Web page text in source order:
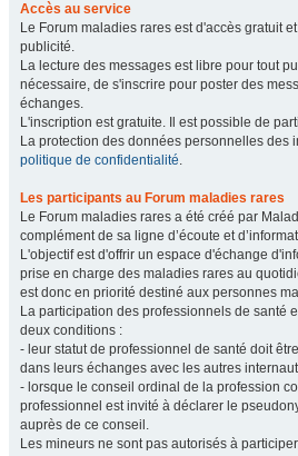
Accès au service
Le Forum maladies rares est d'accès gratuit
publicité.
La lecture des messages est libre pour tout
nécessaire, de s'inscrire pour poster des
échanges.
L'inscription est gratuite. Il est possible de
La protection des données personnelles des
politique de confidentialité.
Les participants au Forum maladies rares
Le Forum maladies rares a été créé par
complément de sa ligne d’écoute et
L'objectif est d'offrir un espace d'échange
prise en charge des maladies rares au
est donc en priorité destiné aux personnes
La participation des professionnels de santé
deux conditions :
- leur statut de professionnel de santé doit
dans leurs échanges avec les autres
- lorsque le conseil ordinal de la profession
professionnel est invité à déclarer le
auprès de ce conseil.
Les mineurs ne sont pas autorisés à